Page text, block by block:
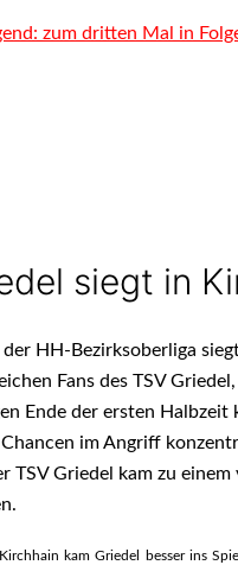
zum dritten Mal in
siegt in
HH-Bezirksoberliga
Fans des TSV
Ende der ersten
im Angriff
TSV Griedel kam zu
kam Griedel besser ins